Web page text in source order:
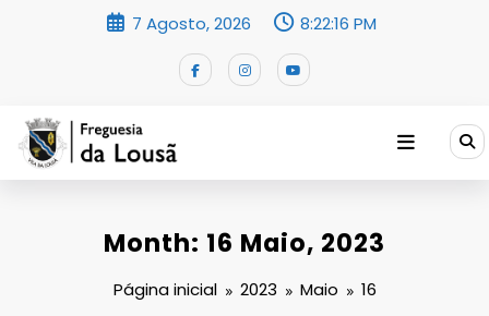
7 Agosto, 2026 8:22:17 PM
Month: 16 Maio, 2023
Página inicial 2023 Maio 16